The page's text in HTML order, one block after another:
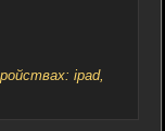
ipad,